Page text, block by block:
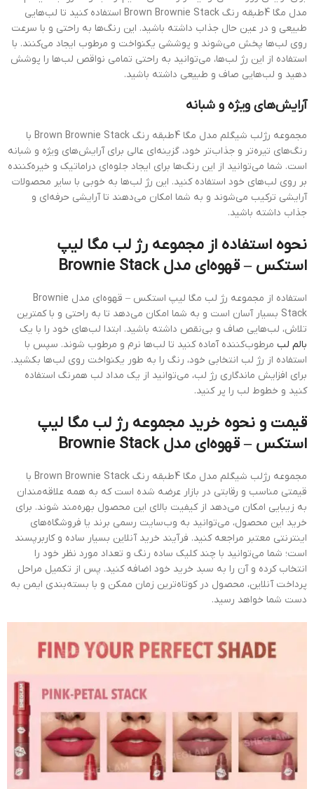
مدل مگا 4طبقه رنگ Brown Brownie Stack استفاده کنید تا لب‌هایی
طبیعی و در عین حال جذاب داشته باشید. این رنگ‌ها به راحتی و با سرعت
روی لب‌ها پخش می‌شوند و پوششی یکنواخت و مرطوب ایجاد می‌کنند. با
استفاده از این رژ لب‌ها، می‌توانید به راحتی تمامی نواقص لب‌ها را پوشش
دهید و لب‌هایی صاف و طبیعی داشته باشید.
آرایش‌های ویژه و شبانه
مجموعه رژلب شیگلم مدل مگا 4طبقه رنگ Brown Brownie Stack با
رنگ‌های تیره‌تر و جذاب‌تر خود، گزینه‌ای عالی برای آرایش‌های ویژه و شبانه
است. شما می‌توانید از این رنگ‌ها برای ایجاد جلوه‌ای دراماتیک و خیره‌کننده
بر روی لب‌های خود استفاده کنید. این رژ لب‌ها به خوبی با سایر محصولات
آرایشی ترکیب می‌شوند و به شما امکان می‌دهند تا آرایشی حرفه‌ای و
جذاب داشته باشید.
نحوه استفاده از مجموعه رژ لب مگا لیپ
استکس – قهوه‌ای مدل Brownie Stack
استفاده از مجموعه رژ لب مگا لیپ استکس – قهوه‌ای مدل Brownie
Stack بسیار آسان است و به شما امکان می‌دهد تا به راحتی و با کمترین
تلاش، لب‌هایی صاف و بی‌نقص داشته باشید. ابتدا لب‌های خود را با یک
بالم لب مرطوب‌کننده آماده کنید تا لب‌ها نرم و مرطوب شوند. سپس با
استفاده از رژ لب انتخابی خود، رنگ را به طور یکنواخت روی لب‌ها بکشید.
برای افزایش ماندگاری رژ لب، می‌توانید از یک مداد لب همرنگ استفاده
کنید و خطوط لب را پر کنید.
قیمت و نحوه خرید مجموعه رژ لب مگا لیپ
استکس – قهوه‌ای مدل Brownie Stack
مجموعه رژلب شیگلم مدل مگا 4طبقه رنگ Brown Brownie Stack با
قیمتی مناسب و رقابتی در بازار عرضه شده است که به همه علاقه‌مندان
به زیبایی امکان می‌دهد از کیفیت بالای این محصول بهره‌مند شوند. برای
خرید این محصول، می‌توانید به وب‌سایت رسمی برند یا فروشگاه‌های
اینترنتی معتبر مراجعه کنید. فرآیند خرید آنلاین بسیار ساده و کاربرپسند
است؛ شما می‌توانید با چند کلیک ساده رنگ و تعداد مورد نظر خود را
انتخاب کرده و آن را به سبد خرید خود اضافه کنید. پس از تکمیل مراحل
پرداخت آنلاین، محصول در کوتاه‌ترین زمان ممکن و با بسته‌بندی ایمن به
دست شما خواهد رسید.